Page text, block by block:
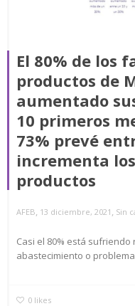
El 80% de los
productos de
aumentado
10 primeros
73% prevé
incrementa
productos
AFEB, 13 diciembre, 2021 , Sin
Casi el 80% está
abastecimiento o
0 likes